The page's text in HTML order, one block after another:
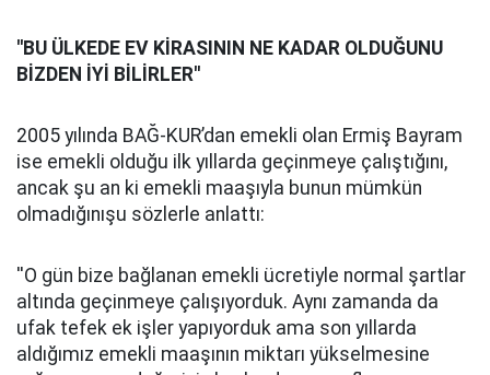
''BU ÜLKEDE EV KİRASININ NE KADAR OLDUĞUNU
BİZDEN İYİ BİLİRLER''
2005 yılında BAĞ-KUR’dan emekli olan Ermiş Bayram
ise emekli olduğu ilk yıllarda geçinmeye çalıştığını,
ancak şu an ki emekli maaşıyla bunun mümkün
olmadığınışu sözlerle anlattı:
''O gün bize bağlanan emekli ücretiyle normal şartlar
altında geçinmeye çalışıyorduk. Aynı zamanda da
ufak tefek ek işler yapıyorduk ama son yıllarda
aldığımız emekli maaşının miktarı yükselmesine